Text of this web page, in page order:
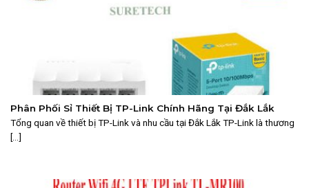
Phân Phối Sỉ Thiết Bị TP-Link Chính Hãng Tại Đắk Lắk
Tổng quan về thiết bị TP-Link và nhu cầu tại Đắk Lắk TP-Link là thương
[...]